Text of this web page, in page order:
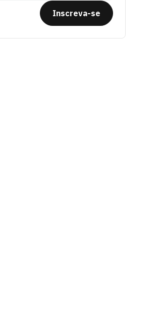
Inscreva-se